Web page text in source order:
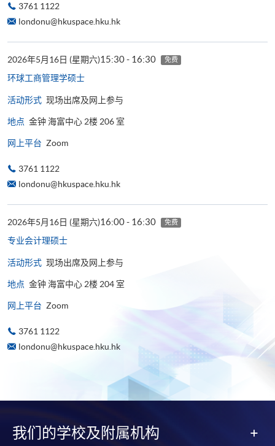
3761 1122
londonu@hkuspace.hku.hk
2026年5月16日 (星期六)15:30 - 16:30 免费
环球工商管理学​硕士
活动形式 现场出席及网上参与
地点 金钟 海富中心 2楼 206 室
网上平台 Zoom
3761 1122
londonu@hkuspace.hku.hk
2026年5月16日 (星期六)16:00 - 16:30 免费
专业会计理硕士
活动形式 现场出席及网上参与
地点 金钟 海富中心 2楼 204 室
网上平台 Zoom
3761 1122
londonu@hkuspace.hku.hk
我们的学校及附属机构